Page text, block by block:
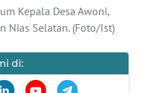
Kepala Desa Awoni,
Nias Selatan. (Foto/Ist)
di: